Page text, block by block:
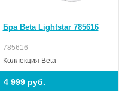
Бра Beta Lightstar 785616
785616
Коллекция Beta
4 999 руб.